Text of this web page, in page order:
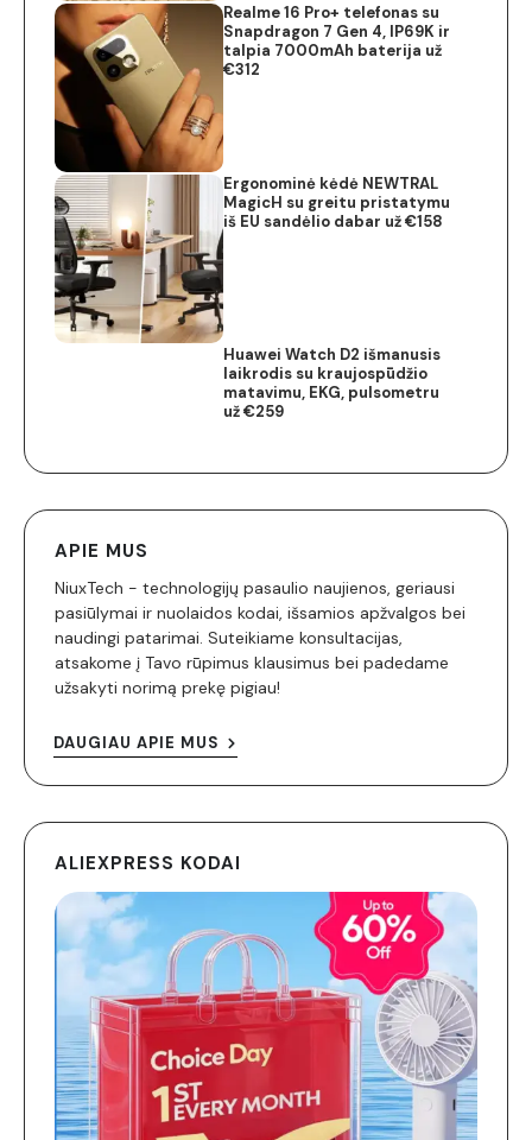
Realme 16 Pro+ telefonas su
Snapdragon 7 Gen 4, IP69K ir
talpia 7000mAh baterija už
€312
Ergonominė kėdė NEWTRAL
MagicH su greitu pristatymu
iš EU sandėlio dabar už €158
Huawei Watch D2 išmanusis
laikrodis su kraujospūdžio
matavimu, EKG, pulsometru
už €259
APIE MUS
NiuxTech - technologijų pasaulio naujienos, geriausi
pasiūlymai ir nuolaidos kodai, išsamios apžvalgos bei
naudingi patarimai. Suteikiame konsultacijas,
atsakome į Tavo rūpimus klausimus bei padedame
užsakyti norimą prekę pigiau!
DAUGIAU APIE MUS
ALIEXPRESS KODAI